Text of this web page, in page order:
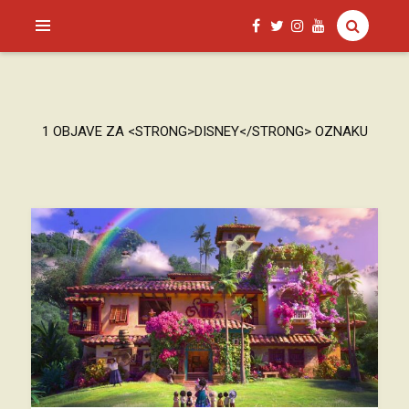
SAGUD.XYZ
1 OBJAVE ZA <STRONG>DISNEY</STRONG> OZNAKU